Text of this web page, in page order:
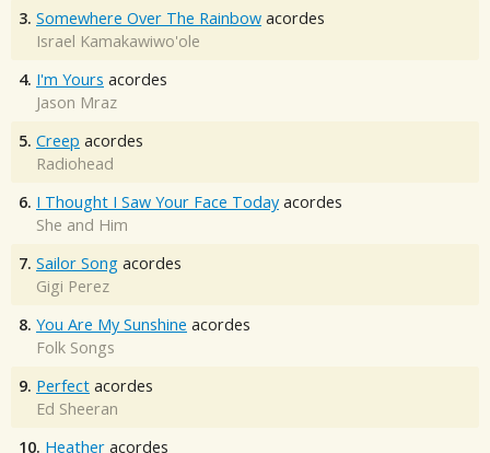
3. Somewhere Over The Rainbow acordes
Israel Kamakawiwo'ole
4. I'm Yours acordes
Jason Mraz
5. Creep acordes
Radiohead
6. I Thought I Saw Your Face Today acordes
She and Him
7. Sailor Song acordes
Gigi Perez
8. You Are My Sunshine acordes
Folk Songs
9. Perfect acordes
Ed Sheeran
10. Heather acordes